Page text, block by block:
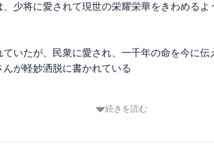
少将に愛されて現世の栄耀栄華をきわめる
いたが、民衆に愛され、一千年の命を今に伝
が軽妙洒脱に書かれている
むなら、田辺さんの【おちくほ物語】から入
いなと思いながら読みました
続きを読む